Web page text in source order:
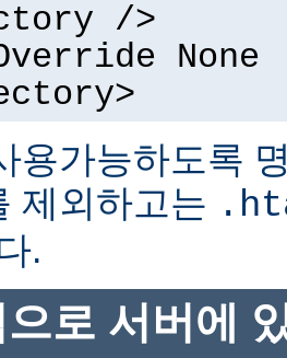
/>
None
용가능하도록
제외하고는
.
로 서버에